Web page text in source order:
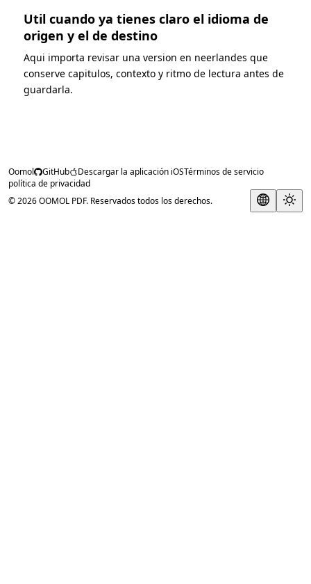
Util cuando ya tienes claro el idioma de
origen y el de destino
Aqui importa revisar una version en neerlandes que
conserve capitulos, contexto y ritmo de lectura antes de
guardarla.
Oomol GitHub Descargar la aplicación iOSTérminos de servicio
política de privacidad
© 2026 OOMOL PDF. Reservados todos los derechos.